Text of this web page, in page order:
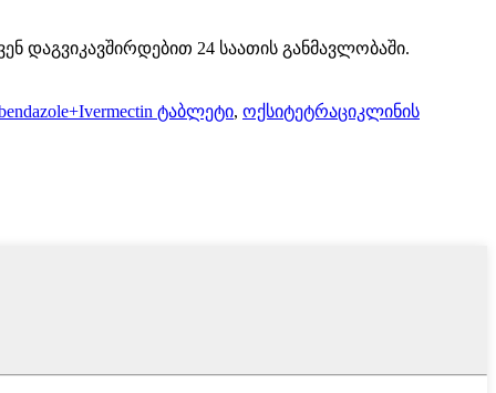
დაგვიკავშირდებით 24 საათის განმავლობაში.
ტაბლეტი, ოქსიტეტრაციკლინის